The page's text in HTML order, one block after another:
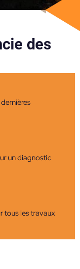
des
un diagnostic
tous les travaux